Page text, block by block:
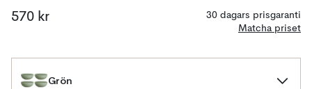
570 kr
30 dagars prisgaranti
Matcha priset
Grön